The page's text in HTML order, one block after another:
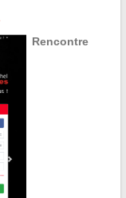
Rencontre